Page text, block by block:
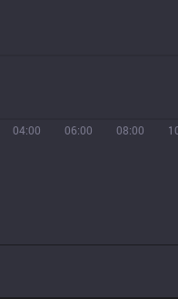
04:00 06:00 08:00